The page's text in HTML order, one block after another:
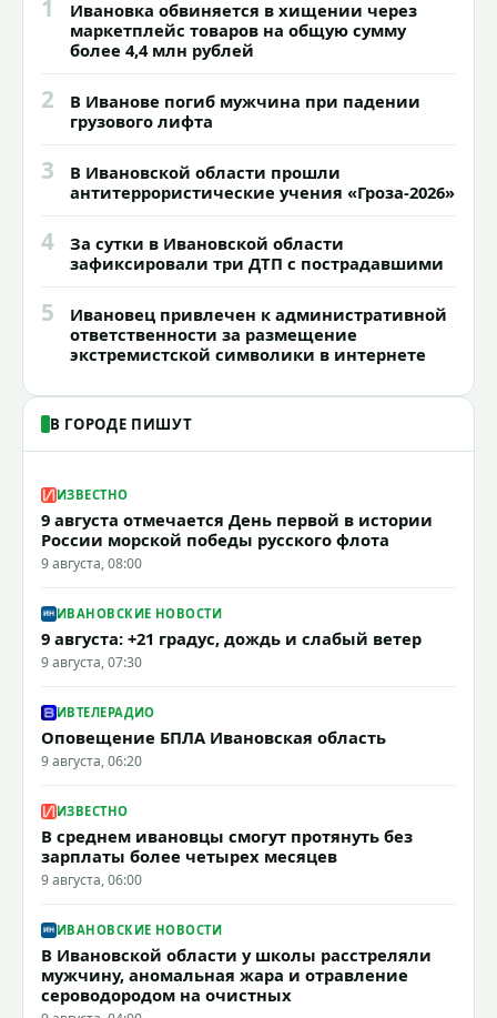
1
Ивановка обвиняется в хищении через
маркетплейс товаров на общую сумму
более 4,4 млн рублей
2
В Иванове погиб мужчина при падении
грузового лифта
3
В Ивановской области прошли
антитеррористические учения «Гроза-2026»
4
За сутки в Ивановской области
зафиксировали три ДТП с пострадавшими
5
Ивановец привлечен к административной
ответственности за размещение
экстремистской символики в интернете
В ГОРОДЕ ПИШУТ
ИЗВЕСТНО
9 августа отмечается День первой в истории
России морской победы русского флота
9 августа, 08:00
ИВАНОВСКИЕ НОВОСТИ
9 августа: +21 градус, дождь и слабый ветер
9 августа, 07:30
ИВТЕЛЕРАДИО
Оповещение БПЛА Ивановская область
9 августа, 06:20
ИЗВЕСТНО
В среднем ивановцы смогут протянуть без
зарплаты более четырех месяцев
9 августа, 06:00
ИВАНОВСКИЕ НОВОСТИ
В Ивановской области у школы расстреляли
мужчину, аномальная жара и отравление
сероводородом на очистных